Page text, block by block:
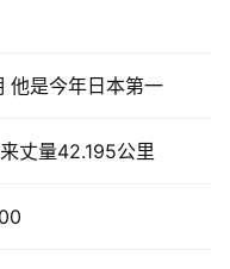
他是今年日本第一
丈量42.195公里